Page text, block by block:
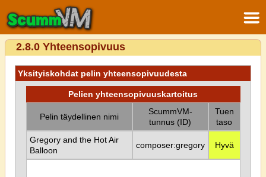
2.8.0 Yhteensopivuus
Yksityiskohdat pelin yhteensopivuudesta
Pelien yhteensopivuuskartoitus
Pelin täydellinen nimi
ScummVM-
tunnus (ID)
Tuen
taso
Gregory and the Hot Air
Balloon
composer:gregory Hyvä